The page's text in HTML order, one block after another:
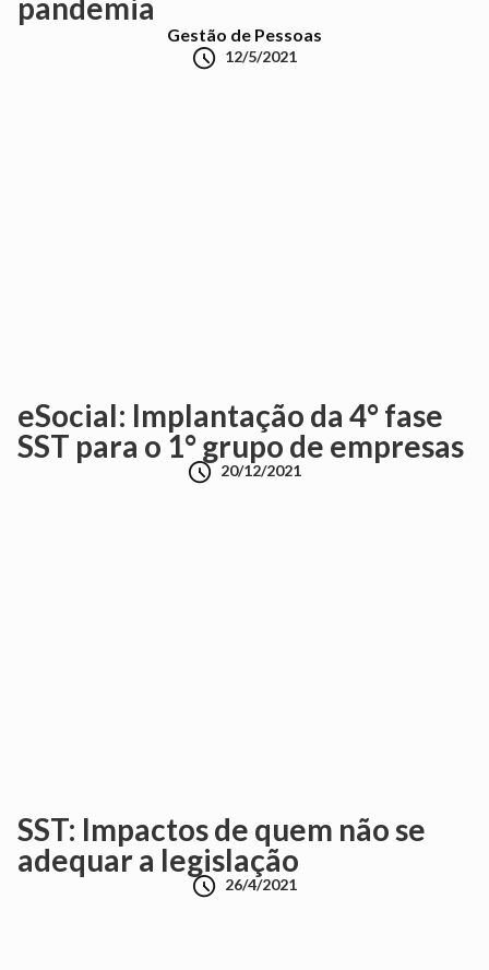
pandemia
Gestão de Pessoas
 12/5/2021
eSocial: Implantação da 4° fase
SST para o 1° grupo de empresas
 20/12/2021
SST: Impactos de quem não se
adequar a legislação
 26/4/2021